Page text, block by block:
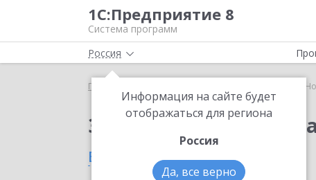
1С:Предприятие 8
Система программ
Россия
Информация на сайте будет
отображаться для региона
Россия
Да, все верно
Главная
Заказать
в Обнинске